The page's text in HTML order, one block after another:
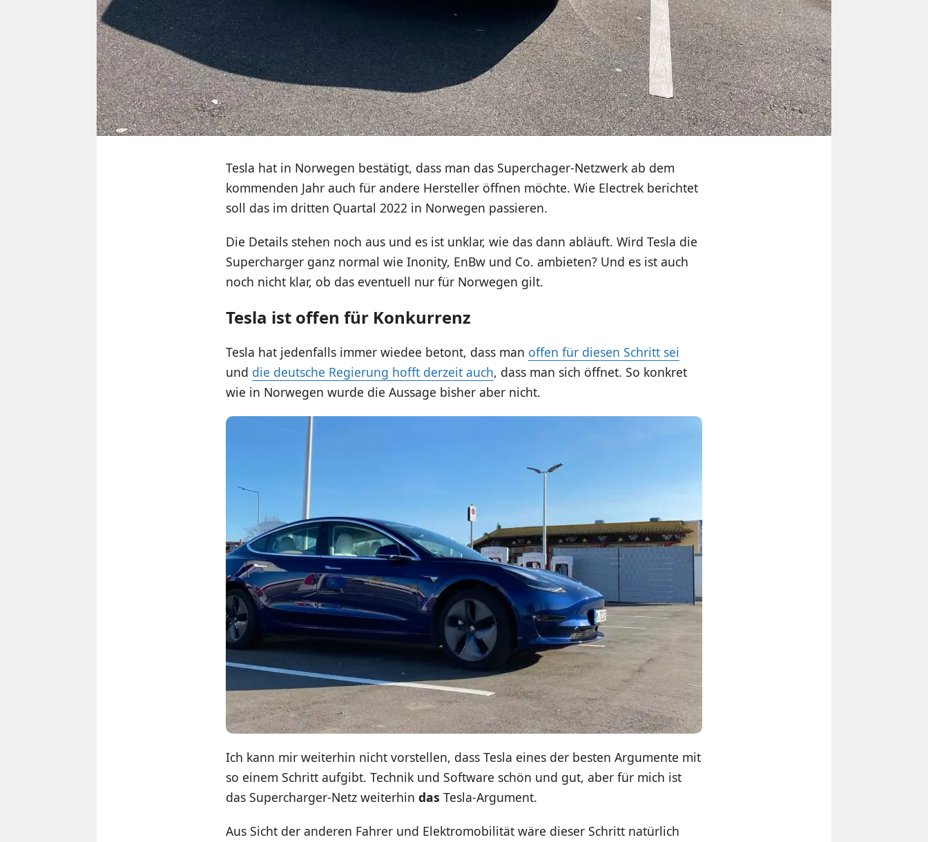
Tesla hat in Norwegen bestätigt, dass man das Superchager-Netzwerk ab dem
kommenden Jahr auch für andere Hersteller öffnen möchte. Wie Electrek berichtet
soll das im dritten Quartal 2022 in Norwegen passieren.
Die Details stehen noch aus und es ist unklar, wie das dann abläuft. Wird Tesla die
Supercharger ganz normal wie Inonity, EnBw und Co. ambieten? Und es ist auch
noch nicht klar, ob das eventuell nur für Norwegen gilt.
Tesla ist offen für Konkurrenz
Tesla hat jedenfalls immer wiedee betont, dass man offen für diesen Schritt sei
und die deutsche Regierung hofft derzeit auch, dass man sich öffnet. So konkret
wie in Norwegen wurde die Aussage bisher aber nicht.
Ich kann mir weiterhin nicht vorstellen, dass Tesla eines der besten Argumente mit
so einem Schritt aufgibt. Technik und Software schön und gut, aber für mich ist
das Supercharger-Netz weiterhin das Tesla-Argument.
Aus Sicht der anderen Fahrer und Elektromobilität wäre dieser Schritt natürlich